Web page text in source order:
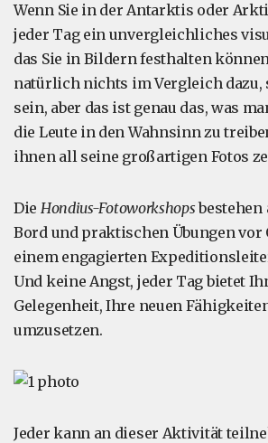
Wenn Sie in der Antarktis oder
jeder Tag ein unvergleichliches
das Sie in Bildern festhalten
natürlich nichts im Vergleich dazu,
sein, aber das ist genau das, was
die Leute in den Wahnsinn zu
ihnen all seine großartigen Fotos
Die Hondius-Fotoworkshopsbestehen
Bord und praktischen Übungen vor
einem engagierten
Und keine Angst, jeder Tag bietet
Gelegenheit, Ihre neuen
umzusetzen.
Jeder kann an dieser Aktivität